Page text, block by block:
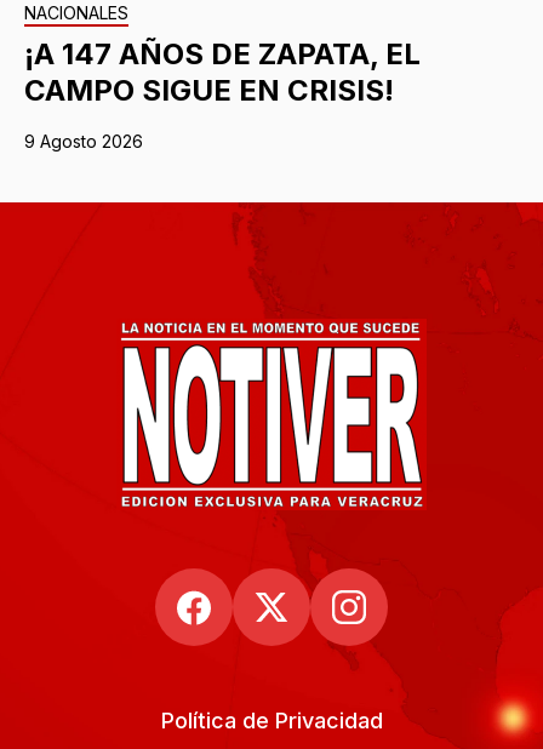
NACIONALES
¡A 147 AÑOS DE ZAPATA, EL
CAMPO SIGUE EN CRISIS!
9 Agosto 2026
Política de Privacidad